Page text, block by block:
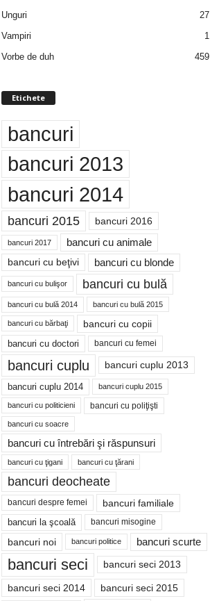
Unguri
27
Vampiri
1
Vorbe de duh
459
Etichete
bancuri
bancuri 2013
bancuri 2014
bancuri 2015 bancuri 2016
bancuri 2017 bancuri cu animale
bancuri cu beţivi bancuri cu blonde
bancuri cu bulişor bancuri cu bulă
bancuri cu bulă 2014 bancuri cu bulă 2015
bancuri cu bărbaţi bancuri cu copii
bancuri cu doctori bancuri cu femei
bancuri cuplu bancuri cuplu 2013
bancuri cuplu 2014 bancuri cuplu 2015
bancuri cu politicieni bancuri cu poliţişti
bancuri cu soacre
bancuri cu întrebări şi răspunsuri
bancuri cu ţigani bancuri cu ţărani
bancuri deocheate
bancuri despre femei bancuri familiale
bancuri la şcoală bancuri misogine
bancuri noi bancuri politice bancuri scurte
bancuri seci bancuri seci 2013
bancuri seci 2014 bancuri seci 2015